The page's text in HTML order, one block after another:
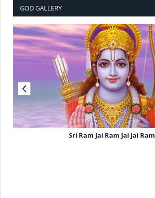
GOD GALLERY
Sri Ram Jai Ram Jai Jai Ram